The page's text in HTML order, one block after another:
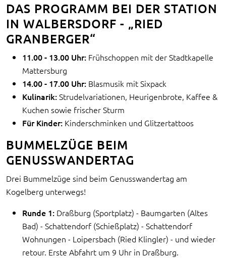
DAS PROGRAMM BEI DER STATION
IN WALBERSDORF - „RIED
GRANBERGER“
11.00 - 13.00 Uhr: Frühschoppen mit der Stadtkapelle
Mattersburg
14.00 - 17.00 Uhr: Blasmusik mit Sixpack
Kulinarik:Strudelvariationen, Heurigenbrote, Kaffee &
Kuchen sowie frischer Sturm
Für Kinder: Kinderschminken und Glitzertattoos
BUMMELZÜGE BEIM
GENUSSWANDERTAG
Drei Bummelzüge sind beim Genusswandertag am
Kogelberg unterwegs!
Runde 1: Draßburg (Sportplatz) - Baumgarten (Altes
Bad) - Schattendorf (Schießplatz) - Schattendorf
Wohnungen - Loipersbach (Ried Klingler) - und wieder
retour. Erste Abfahrt um 9 Uhr in Draßburg.